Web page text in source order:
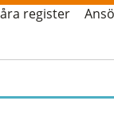
register